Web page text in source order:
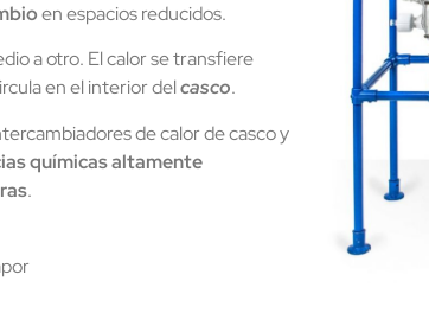
en espacios reducidos.
a otro. El calor se transfiere
en el interior delcasco.
de calor de casco y
químicas altamente
.